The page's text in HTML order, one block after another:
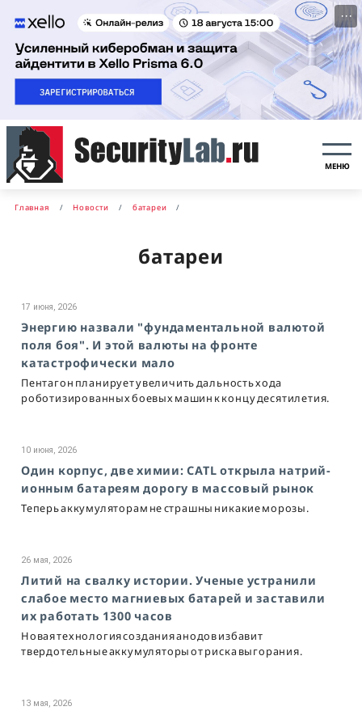
···
МЕНЮ
Главная Новости батареи
батареи
17 июня, 2026
Энергию назвали "фундаментальной валютой
поля боя". И этой валюты на фронте
катастрофически мало
Пентагон планирует увеличить дальность хода
роботизированных боевых машин к концу десятилетия.
10 июня, 2026
Один корпус, две химии: CATL открыла натрий-
ионным батареям дорогу в массовый рынок
Теперь аккумуляторам не страшны никакие морозы.
26 мая, 2026
Литий на свалку истории. Ученые устранили
слабое место магниевых батарей и заставили
их работать 1300 часов
Новая технология создания анодов избавит
твердотельные аккумуляторы от риска выгорания.
13 мая, 2026